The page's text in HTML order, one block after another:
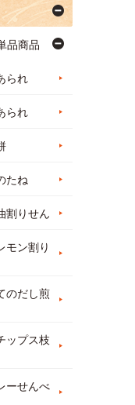
品商品
られ
られ
たね
割りせん
モン割り
のだし煎
ップス枝
ーせんべ